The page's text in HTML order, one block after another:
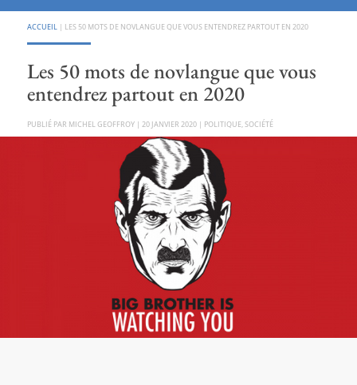
ACCUEIL | LES 50 MOTS DE NOVLANGUE QUE VOUS ENTENDREZ PARTOUT EN 2020
Les 50 mots de novlangue que vous
entendrez partout en 2020
PAR MICHEL GEOFFROY| 20 JANVIER 2020| POLITIQUE, SOCIÉTÉ